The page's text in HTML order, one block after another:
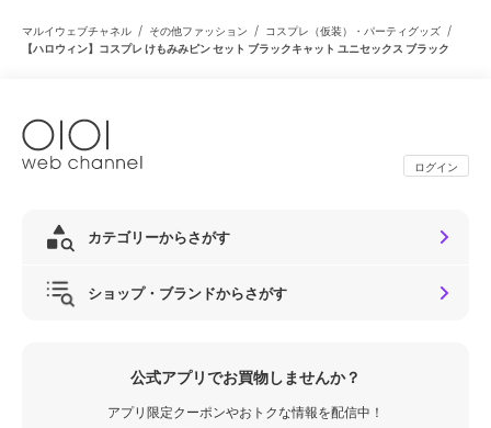
マルイウェブチャネル / その他ファッション / コスプレ（仮装）・パーティグッズ /
【ハロウィン】コスプレ けもみみピン セット ブラックキャット ユニセックス ブラック
ログイン
カテゴリーからさがす
ショップ・ブランドからさがす
公式アプリでお買物しませんか？
アプリ限定クーポンやおトクな情報を配信中！